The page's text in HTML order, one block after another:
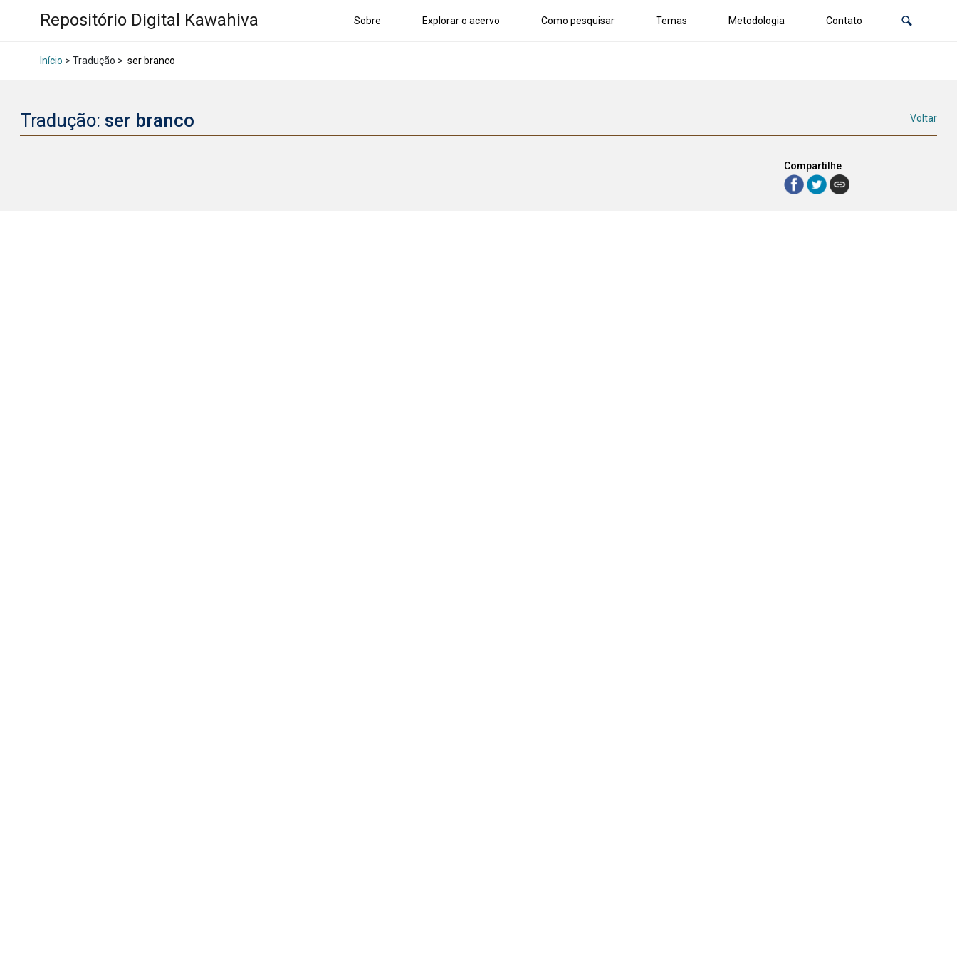
Repositório Digital Kawahiva Sobre Explorar o acervo Como pesquisar Temas Metodologia Contato
Início > Tradução > ser branco
Tradução: ser branco Voltar
Compartilhe